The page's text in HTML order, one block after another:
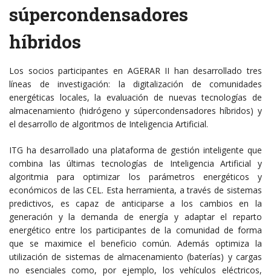
súpercondensadores
híbridos
Los socios participantes en AGERAR II han desarrollado tres
líneas de investigación: la digitalización de comunidades
energéticas locales, la evaluación de nuevas tecnologías de
almacenamiento (hidrógeno y súpercondensadores híbridos) y
el desarrollo de algoritmos de Inteligencia Artificial.
ITG ha desarrollado una plataforma de gestión inteligente que
combina las últimas tecnologías de Inteligencia Artificial y
algoritmia para optimizar los parámetros energéticos y
económicos de las CEL. Esta herramienta, a través de sistemas
predictivos, es capaz de anticiparse a los cambios en la
generación y la demanda de energía y adaptar el reparto
energético entre los participantes de la comunidad de forma
que se maximice el beneficio común. Además optimiza la
utilización de sistemas de almacenamiento (baterías) y cargas
no esenciales como, por ejemplo, los vehículos eléctricos,